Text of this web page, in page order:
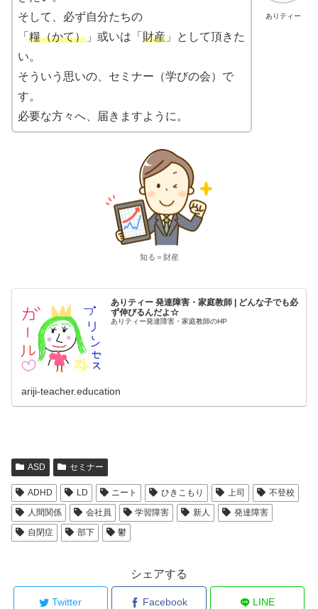
ありティー
そして、必ず自分たちの
「 糧（かて） 」或いは「 財産 」として頂きた
い。
そういう思いの、セミナー（学びの会）で
す。
必要な方々へ、届きますように。
知る＝財産
ありティー 発達障害・家庭教師 | どんな子でも必
ず伸びるんだよ☆
ありティー発達障害・家庭教師のHP
ariji-teacher.education
ASD セミナー
ADHD LD ニート ひきこもり 上司
不登校
人間関係
会社員 学習障害 新人
発達障害
自閉症
部下 鬱
シェアする
Twitter Facebook LINE